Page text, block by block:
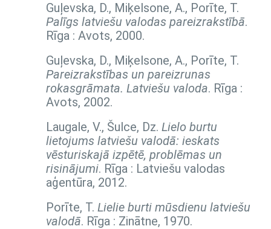
Guļevska, D., Miķelsone, A., Porīte, T.
Palīgs latviešu valodas pareizrakstībā.
Rīga : Avots, 2000.
Guļevska, D., Miķelsone, A., Porīte, T.
Pareizrakstības un pareizrunas
rokasgrāmata. Latviešu valoda. Rīga :
Avots, 2002.
Laugale, V., Šulce, Dz. Lielo burtu
lietojums latviešu valodā: ieskats
vēsturiskajā izpētē, problēmas un
risinājumi. Rīga : Latviešu valodas
aģentūra, 2012.
Porīte, T. Lielie burti mūsdienu latviešu
valodā. Rīga : Zinātne, 1970.